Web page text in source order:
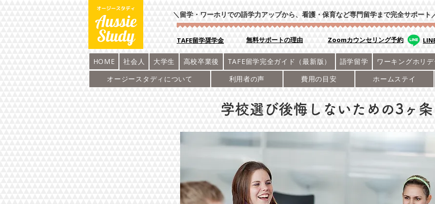
＼留学・ワーホリでの語学力アップから、看護・保育など専門留学まで完全サポート
​TAFE留学奨学金 ​無料サポートの理由 Zoomカウンセリング予約
HOME 社会人 大学生 高校卒業後 TAFE留学完全ガイド（最新版） 語学留学
ワーキングホリ
オージースタディについて
利用者の声 費用の目安 ホームステイ
学校選び後悔しないための3ヶ条